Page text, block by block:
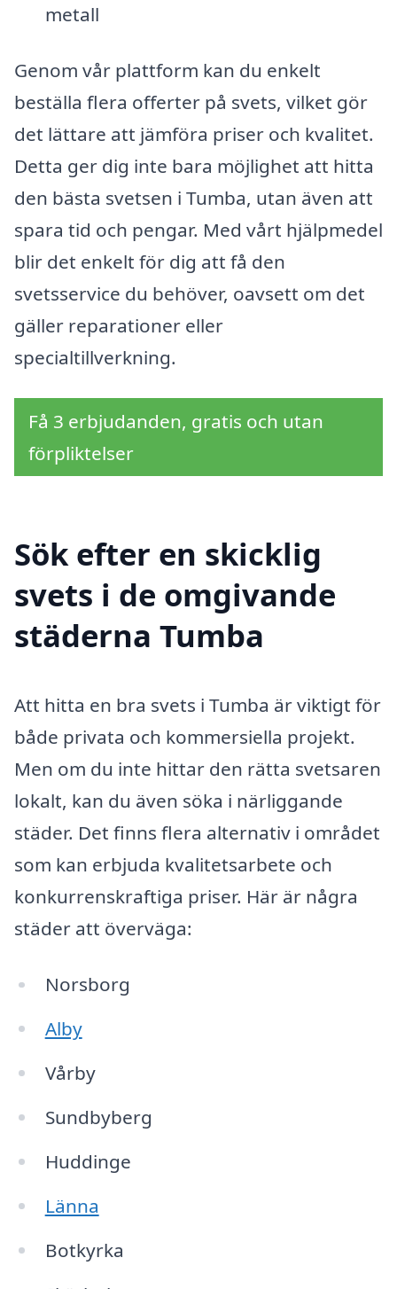
metall
Genom vår plattform kan du enkelt
beställa flera offerter på svets, vilket gör
det lättare att jämföra priser och kvalitet.
Detta ger dig inte bara möjlighet att hitta
den bästa svetsen i Tumba, utan även att
spara tid och pengar. Med vårt hjälpmedel
blir det enkelt för dig att få den
svetsservice du behöver, oavsett om det
gäller reparationer eller
specialtillverkning.
Få 3 erbjudanden, gratis och utan
förpliktelser
Sök efter en skicklig
svets i de omgivande
städerna Tumba
Att hitta en bra svets i Tumba är viktigt för
både privata och kommersiella projekt.
Men om du inte hittar den rätta svetsaren
lokalt, kan du även söka i närliggande
städer. Det finns flera alternativ i området
som kan erbjuda kvalitetsarbete och
konkurrenskraftiga priser. Här är några
städer att överväga:
Norsborg
Alby
Vårby
Sundbyberg
Huddinge
Länna
Botkyrka